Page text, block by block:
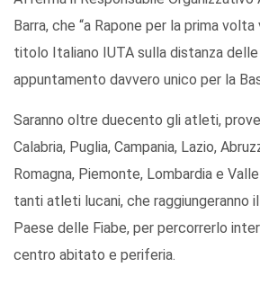
Barra, che “a Rapone per la prima
titolo Italiano IUTA sulla distanza delle
appuntamento davvero unico per la
Saranno oltre duecento gli atleti,
Calabria, Puglia, Campania, Lazio,
Romagna, Piemonte, Lombardia e
tanti atleti lucani, che raggiungeranno
Paese delle Fiabe, per percorrerlo
centro abitato e periferia.